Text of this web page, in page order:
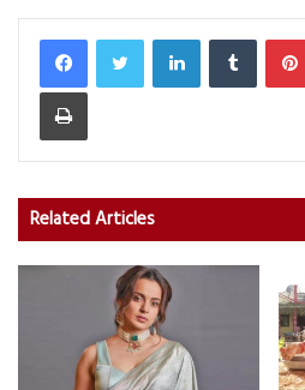
LinkedInTumblr
Print
Related Articles